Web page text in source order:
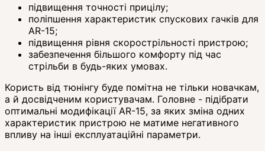
підвищення точності прицілу;
поліпшення характеристик спускових гачків для
AR-15;
підвищення рівня скорострільності пристрою;
забезпечення більшого комфорту під час
стрільби в будь-яких умовах.
Користь від тюнінгу буде помітна не тільки новачкам,
а й досвідченим користувачам. Головне - підібрати
оптимальні модифікації AR-15, за яких зміна одних
характеристик пристрою не матиме негативного
впливу на інші експлуатаційні параметри.